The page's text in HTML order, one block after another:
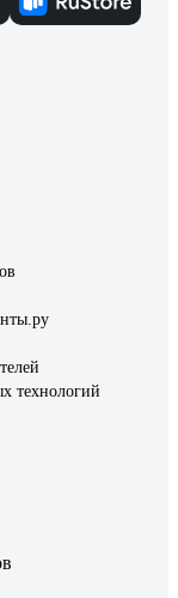
технологий